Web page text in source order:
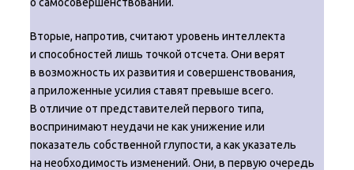
Вторые, напротив, считают уровень интеллекта
и способностей лишь точкой отсчета. Они верят
в возможность их развития и совершенствования,
а приложенные усилия ставят превыше всего.
В отличие от представителей первого типа,
воспринимают неудачи не как унижение или
показатель собственной глупости, а как указатель
на необходимость изменений. Они, в первую очередь